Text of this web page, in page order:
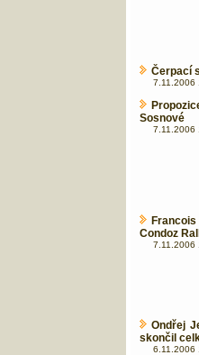
Čerpací
7.11.2006
Sosnové
7.11.2006
Condoz
7.11.2006
Ondřej
skončil
6.11.2006